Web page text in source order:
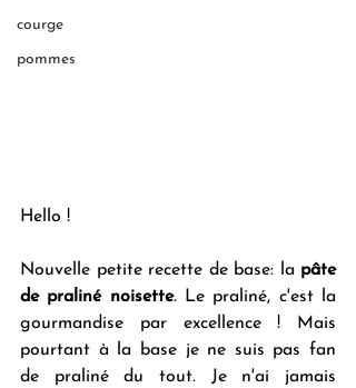
courge
pommes
Hello !
Nouvelle petite recette de base: la pâte
de praliné noisette. Le praliné, c'est la
gourmandise par excellence ! Mais
pourtant à la base je ne suis pas fan
de praliné du tout. Je n'ai jamais